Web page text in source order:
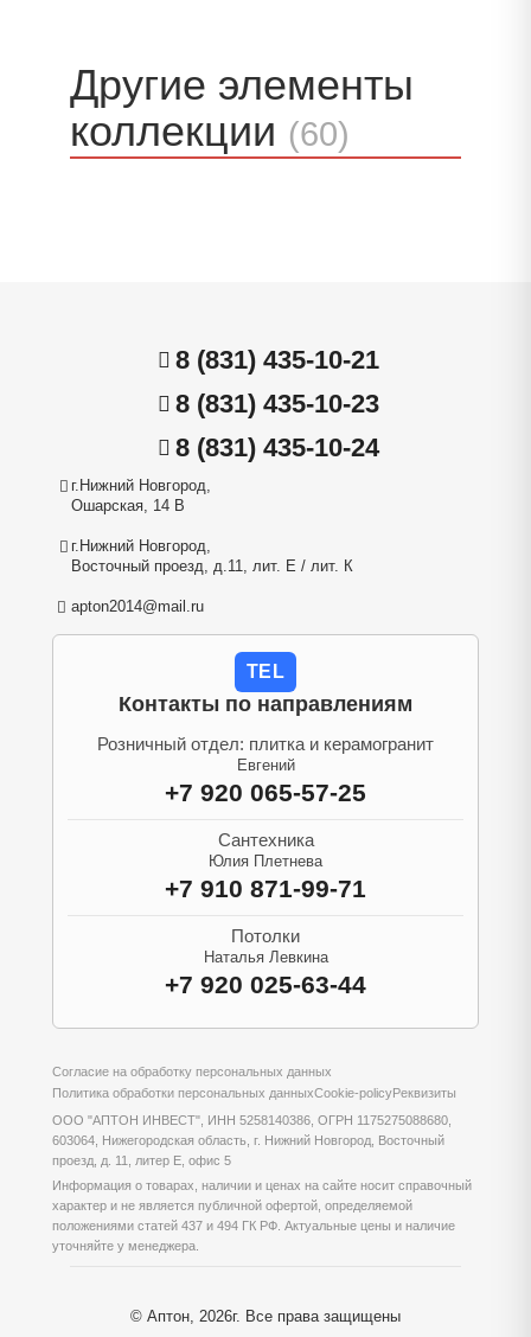
Другие элементы
коллекции (60)
8 (831) 435-10-21
8 (831) 435-10-23
8 (831) 435-10-24
г.Нижний Новгород,
Ошарская, 14 В
г.Нижний Новгород,
Восточный проезд, д.11, лит. Е / лит. К
apton2014@mail.ru
TEL
Контакты по направлениям
Розничный отдел: плитка и керамогранит
Евгений
+7 920 065-57-25
Сантехника
Юлия Плетнева
+7 910 871-99-71
Потолки
Наталья Левкина
+7 920 025-63-44
Согласие на обработку персональных данных
Политика обработки персональных данныхCookie-policyРеквизиты
ООО "АПТОН ИНВЕСТ", ИНН 5258140386, ОГРН 1175275088680,
603064, Нижегородская область, г. Нижний Новгород, Восточный
проезд, д. 11, литер Е, офис 5
Информация о товарах, наличии и ценах на сайте носит справочный
характер и не является публичной офертой, определяемой
положениями статей 437 и 494 ГК РФ. Актуальные цены и наличие
уточняйте у менеджера.
© Аптон, 2026г. Все права защищены